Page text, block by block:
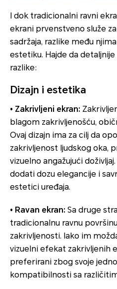
I dok tradicionalni ravni
ekrani prvenstveno služe
sadržaja, razlike među
estetiku. Hajde da
razlike:
Dizajn i estetika
• Zakrivljeni ekran:
blagom zakrivljenošću,
Ovaj dizajn ima za cilj da
zakrivljenost ljudskog oka,
vizuelno angažujući
dodati dozu elegancije i
estetici uređaja.
• Ravan ekran: Sa druge
tradicionalnu ravnu
zakrivljenosti. Iako im
vizuelni efekat zakrivljenih
preferirani zbog svoje
kompatibilnosti sa